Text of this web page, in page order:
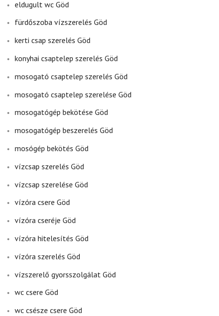
eldugult wc Göd
fürdőszoba vízszerelés Göd
kerti csap szerelés Göd
konyhai csaptelep szerelés Göd
mosogató csaptelep szerelés Göd
mosogató csaptelep szerelése Göd
mosogatógép bekötése Göd
mosogatógép beszerelés Göd
mosógép bekötés Göd
vízcsap szerelés Göd
vízcsap szerelése Göd
vízóra csere Göd
vízóra cseréje Göd
vízóra hitelesítés Göd
vízóra szerelés Göd
vízszerelő gyorsszolgálat Göd
wc csere Göd
wc csésze csere Göd